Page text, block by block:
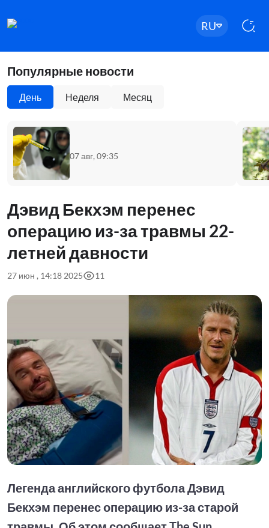
RU
Популярные новости
День Неделя Месяц
07 авг, 09:35
Дэвид Бекхэм перенес
операцию из-за травмы 22-
летней давности
27 июн , 14:18 2025 11
Легенда английского футбола Дэвид
Бекхэм перенес операцию из-за старой